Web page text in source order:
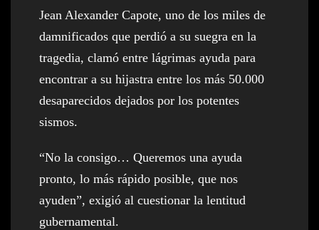
Jean Alexander Capote, uno de los miles de
damnificados que perdió a su suegra en la
tragedia, clamó entre lágrimas ayuda para
encontrar a su hijastra entre los más 50.000
desaparecidos dejados por los potentes
sismos.
“No la consigo… Queremos una ayuda
pronto, lo más rápido posible, que nos
ayuden”, exigió al cuestionar la lentitud
gubernamental.